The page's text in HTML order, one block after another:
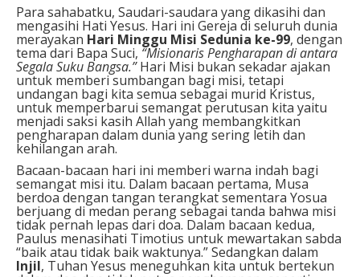
Para sahabatku, Saudari-saudara yang dikasihi dan
mengasihi Hati Yesus. Hari ini Gereja di seluruh dunia
merayakan Hari Minggu Misi Sedunia ke-99, dengan
tema dari Bapa Suci, “Misionaris Pengharapan di antara
Segala Suku Bangsa.”Hari Misi bukan sekadar ajakan
untuk memberi sumbangan bagi misi, tetapi
undangan bagi kita semua sebagai murid Kristus,
untuk memperbarui semangat perutusan kita yaitu
menjadi saksi kasih Allah yang membangkitkan
pengharapan dalam dunia yang sering letih dan
kehilangan arah.
Bacaan-bacaan hari ini memberi warna indah bagi
semangat misi itu. Dalam bacaan pertama, Musa
berdoa dengan tangan terangkat sementara Yosua
berjuang di medan perang sebagai tanda bahwa misi
tidak pernah lepas dari doa. Dalam bacaan kedua,
Paulus menasihati Timotius untuk mewartakan sabda
“baik atau tidak baik waktunya.” Sedangkan dalam
Injil, Tuhan Yesus meneguhkan kita untuk bertekun